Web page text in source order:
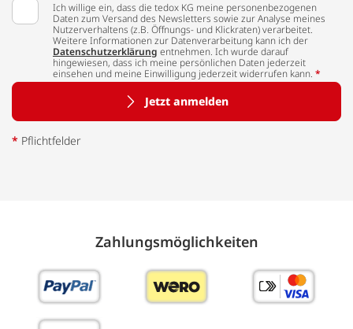
Ich willige ein, dass die tedox KG meine personenbezogenen
Daten zum Versand des Newsletters sowie zur Analyse meines
Nutzerverhaltens (z.B. Öffnungs- und Klickraten) verarbeitet.
Weitere Informationen zur Datenverarbeitung kann ich der
Datenschutzerklärung entnehmen. Ich wurde darauf
hingewiesen, dass ich meine persönlichen Daten jederzeit
einsehen und meine Einwilligung jederzeit widerrufen kann. *
Jetzt anmelden
* Pflichtfelder
Zahlungs­möglich­keiten